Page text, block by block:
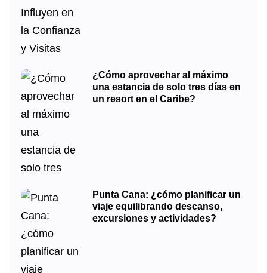
¿Cómo aprovechar al máximo
una estancia de solo tres días en
un resort en el Caribe?
Punta Cana: ¿cómo planificar un
viaje equilibrando descanso,
excursiones y actividades?